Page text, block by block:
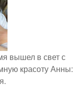
вышел в свет с
красоту Анны: